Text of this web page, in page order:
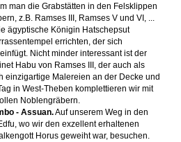
man die Grabstätten in den Felsklippen
z.B. Ramses III, Ramses V und VI, ...
ägyptische Königin Hatschepsut
errichten, der sich
Nicht minder interessant ist der
Habu von Ramses III, der auch als
einzigartige Malereien an der Decke und
in West-Theben komplettieren wir mit
Noblengräbern.
- Assuan.Auf unserem Weg in den
wo wir den exzellent erhaltenen
Horus geweiht war, besuchen.